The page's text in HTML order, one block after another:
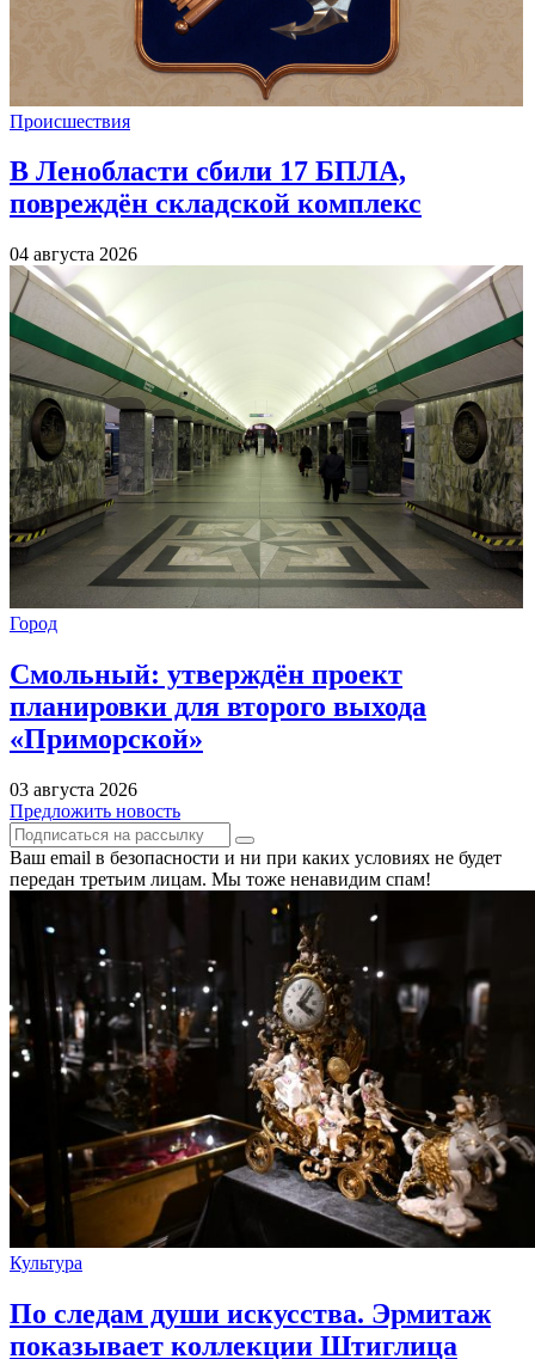
Происшествия
В Ленобласти сбили 17 БПЛА,
повреждён складской комплекс
04 августа 2026
Город
Смольный: утверждён проект
планировки для второго выхода
«Приморской»
03 августа 2026
Предложить новость
Ваш email в безопасности и ни при каких условиях не будет
передан третьим лицам. Мы тоже ненавидим спам!
Культура
По следам души искусства. Эрмитаж
показывает коллекции Штиглица